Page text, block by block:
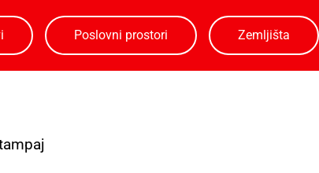
Poslovni prostori Zemljišta